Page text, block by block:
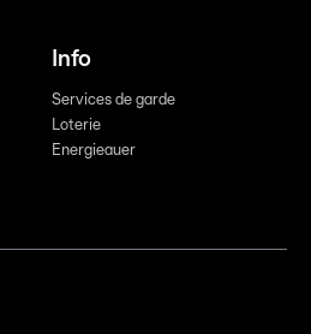
Info
Services de garde
Loterie
Energieauer